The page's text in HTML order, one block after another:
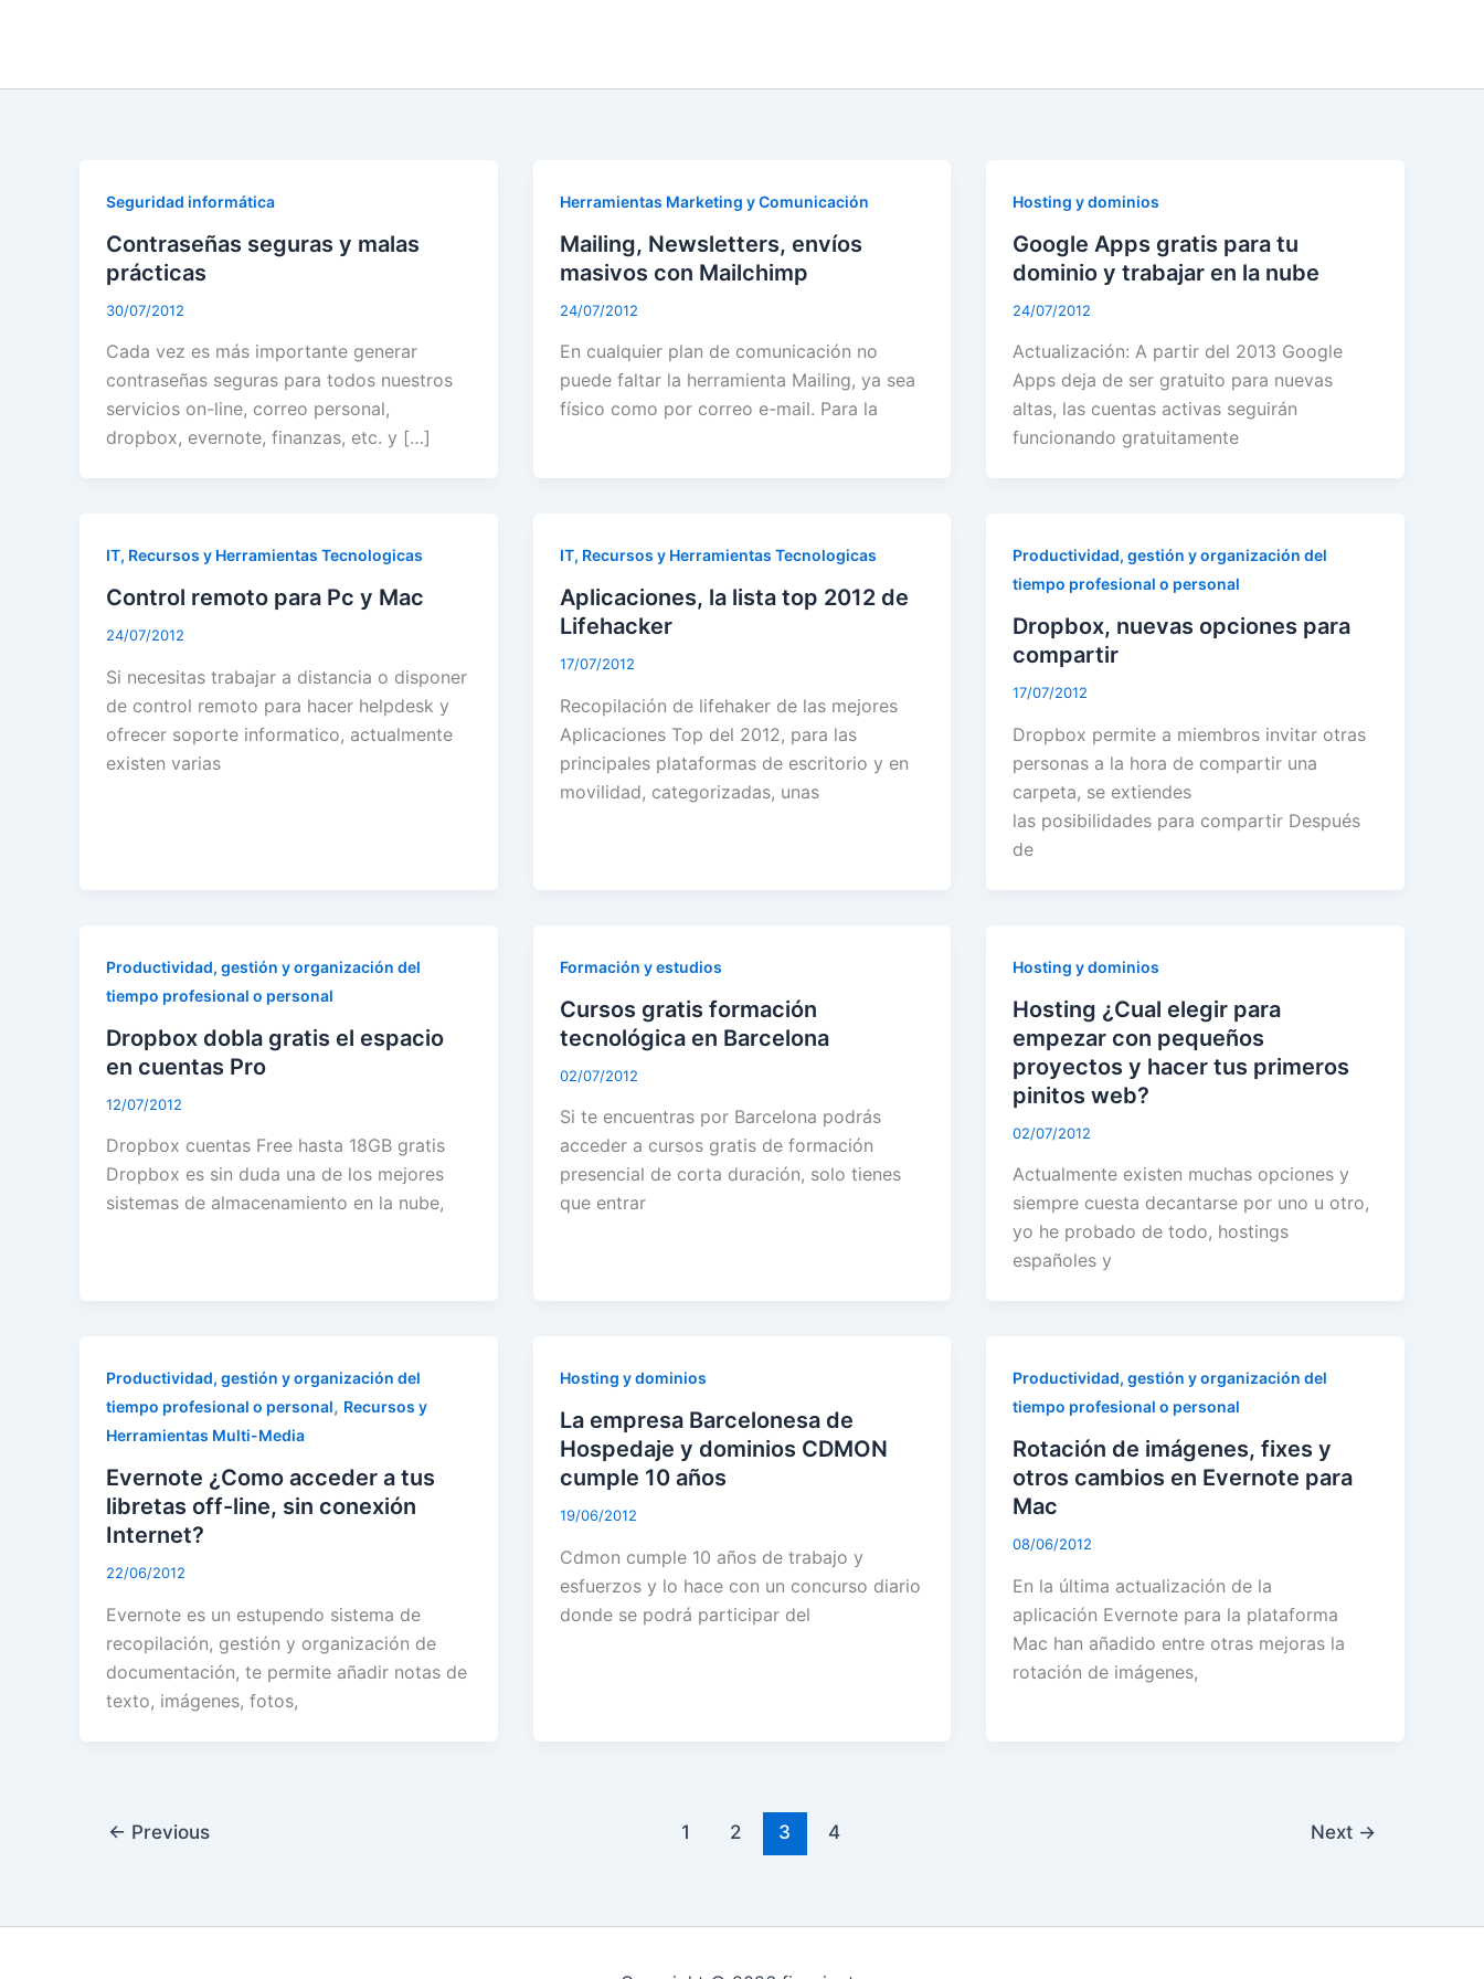
Seguridad informática
Contraseñas seguras y malas
prácticas
30/07/2012
Cada vez es más importante generar
contraseñas seguras para todos nuestros
servicios on-line, correo personal,
dropbox, evernote, finanzas, etc. y […]
Herramientas Marketing y Comunicación
Mailing, Newsletters, envíos
masivos con Mailchimp
24/07/2012
En cualquier plan de comunicación no
puede faltar la herramienta Mailing, ya sea
físico como por correo e-mail. Para la
Hosting y dominios
Google Apps gratis para tu
dominio y trabajar en la nube
24/07/2012
Actualización: A partir del 2013 Google
Apps deja de ser gratuito para nuevas
altas, las cuentas activas seguirán
funcionando gratuitamente
IT, Recursos y Herramientas Tecnologicas
Control remoto para Pc y Mac
24/07/2012
Si necesitas trabajar a distancia o disponer
de control remoto para hacer helpdesk y
ofrecer soporte informatico, actualmente
existen varias
IT, Recursos y Herramientas Tecnologicas
Aplicaciones, la lista top 2012 de
Lifehacker
17/07/2012
Recopilación de lifehaker de las mejores
Aplicaciones Top del 2012, para las
principales plataformas de escritorio y en
movilidad, categorizadas, unas
Productividad, gestión y organización del
tiempo profesional o personal
Dropbox, nuevas opciones para
compartir
17/07/2012
Dropbox permite a miembros invitar otras
personas a la hora de compartir una
carpeta, se extiendes
las posibilidades para compartir Después
de
Productividad, gestión y organización del
tiempo profesional o personal
Dropbox dobla gratis el espacio
en cuentas Pro
12/07/2012
Dropbox cuentas Free hasta 18GB gratis
Dropbox es sin duda una de los mejores
sistemas de almacenamiento en la nube,
Formación y estudios
Cursos gratis formación
tecnológica en Barcelona
02/07/2012
Si te encuentras por Barcelona podrás
acceder a cursos gratis de formación
presencial de corta duración, solo tienes
que entrar
Hosting y dominios
Hosting ¿Cual elegir para
empezar con pequeños
proyectos y hacer tus primeros
pinitos web?
02/07/2012
Actualmente existen muchas opciones y
siempre cuesta decantarse por uno u otro,
yo he probado de todo, hostings
españoles y
Productividad, gestión y organización del
tiempo profesional o personal, Recursos y
Herramientas Multi-Media
Evernote ¿Como acceder a tus
libretas off-line, sin conexión
Internet?
22/06/2012
Evernote es un estupendo sistema de
recopilación, gestión y organización de
documentación, te permite añadir notas de
texto, imágenes, fotos,
Hosting y dominios
La empresa Barcelonesa de
Hospedaje y dominios CDMON
cumple 10 años
19/06/2012
Cdmon cumple 10 años de trabajo y
esfuerzos y lo hace con un concurso diario
donde se podrá participar del
Productividad, gestión y organización del
tiempo profesional o personal
Rotación de imágenes, fixes y
otros cambios en Evernote para
Mac
08/06/2012
En la última actualización de la
aplicación Evernote para la plataforma
Mac han añadido entre otras mejoras la
rotación de imágenes,
← Previous 1 2 3 4 Next →